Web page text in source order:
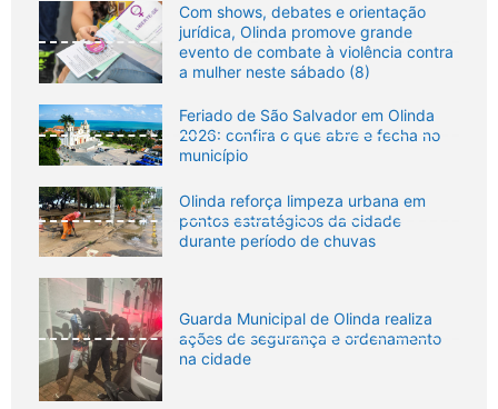
Com shows, debates e orientação
jurídica, Olinda promove grande
evento de combate à violência contra
a mulher neste sábado (8)
Feriado de São Salvador em Olinda
2026: confira o que abre e fecha no
município
Olinda reforça limpeza urbana em
pontos estratégicos da cidade
durante período de chuvas
Guarda Municipal de Olinda realiza
ações de segurança e ordenamento
na cidade